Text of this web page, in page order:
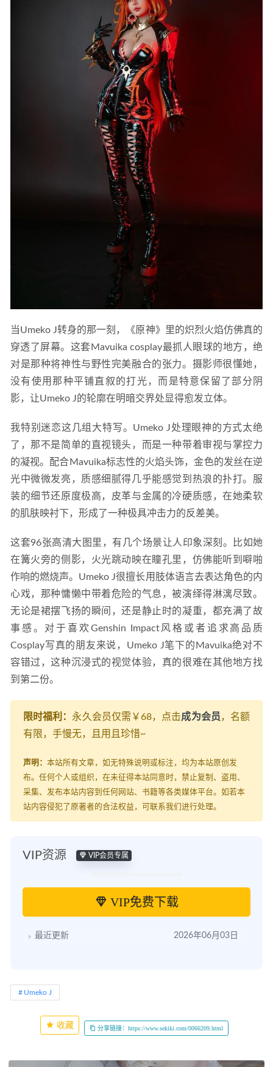
当Umeko J转身的那一刻，《原神》里的炽烈火焰仿佛真的
穿透了屏幕。这套Mavuika cosplay最抓人眼球的地方，绝
对是那种将神性与野性完美融合的张力。摄影师很懂她，
没有使用那种平铺直叙的打光，而是特意保留了部分阴
影，让Umeko J的轮廓在明暗交界处显得愈发立体。
我特别迷恋这几组大特写。Umeko J处理眼神的方式太绝
了，那不是简单的直视镜头，而是一种带着审视与掌控力
的凝视。配合Mavuika标志性的火焰头饰，金色的发丝在逆
光中微微发亮，质感细腻得几乎能感觉到热浪的扑打。服
装的细节还原度极高，皮革与金属的冷硬质感，在她柔软
的肌肤映衬下，形成了一种极具冲击力的反差美。
这套96张高清大图里，有几个场景让人印象深刻。比如她
在篝火旁的侧影，火光跳动映在瞳孔里，仿佛能听到噼啪
作响的燃烧声。Umeko J很擅长用肢体语言去表达角色的内
心戏，那种慵懒中带着危险的气息，被演绎得淋漓尽致。
无论是裙摆飞扬的瞬间，还是静止时的凝重，都充满了故
事感。对于喜欢Genshin Impact风格或者追求高品质
Cosplay写真的朋友来说，Umeko J笔下的Mavuika绝对不
容错过，这种沉浸式的视觉体验，真的很难在其他地方找
到第二份。
限时福利： 永久会员仅需￥68，点击成为会员，名额
有限，手慢无，且用且珍惜~
声明： 本站所有文章，如无特殊说明或标注，均为本站原创发
布。任何个人或组织，在未征得本站同意时，禁止复制、盗用、
采集、发布本站内容到任何网站、书籍等各类媒体平台。如若本
站内容侵犯了原著者的合法权益，可联系我们进行处理。
VIP资源 VIP会员专属
VIP免费下载
最近更新 2026年06月03日
Umeko J
收藏 分享链接：https://www.sekiki.com/0066209.html